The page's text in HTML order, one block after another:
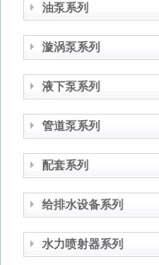
油泵系列
漩涡泵系列
液下泵系列
管道泵系列
配套系列
给排水设备系列
水力喷射器系列